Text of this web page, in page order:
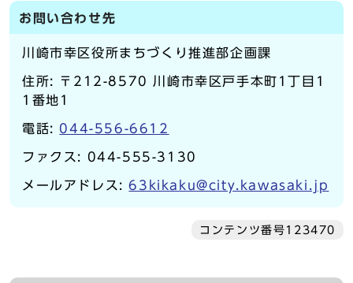
お問い合わせ先
川崎市幸区役所まちづくり推進部企画課
住所: 〒212-8570 川崎市幸区戸手本町1丁目1
1番地1
電話: 044-556-6612
ファクス: 044-555-3130
メールアドレス:63kikaku@city.kawasaki.jp
コンテンツ番号123470